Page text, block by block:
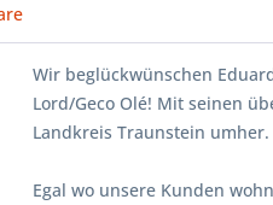
Wir beglückwünschen
Lord/Geco Olé! Mit seinen
Landkreis Traunstein umher.
Egal wo unsere Kunden